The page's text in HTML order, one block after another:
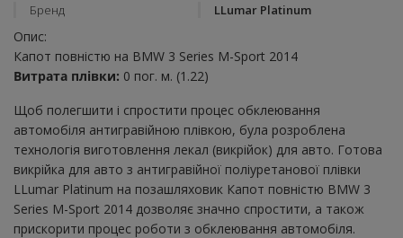
Бренд
LLumar Platinum
Опис:
Капот повністю на BMW 3 Series M-Sport 2014
Витрата плівки: 0 пог. м. (1.22)
Щоб полегшити і спростити процес обклеювання
автомобіля антигравійною плівкою, була розроблена
технологія виготовлення лекал (викрійок) для авто. Готова
викрійка для авто з антигравійної поліуретанової плівки
LLumar Platinum на позашляховик Капот повністю BMW 3
Series M-Sport 2014 дозволяє значно спростити, а також
прискорити процес роботи з обклеювання автомобіля.